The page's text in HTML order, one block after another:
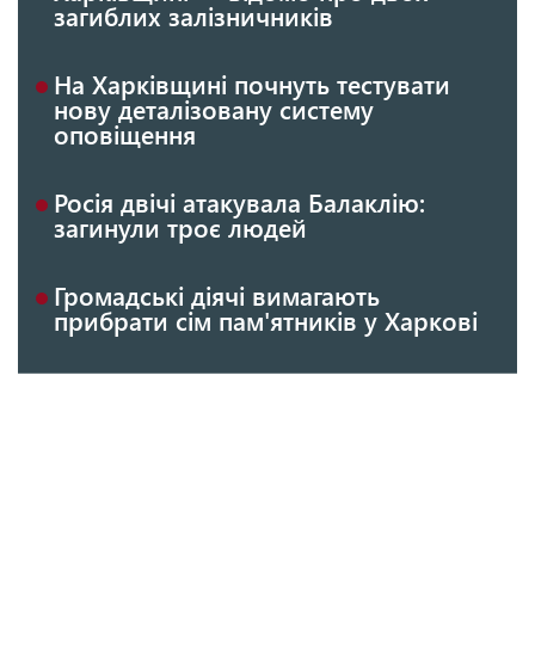
загиблих залізничників
На Харківщині почнуть тестувати
нову деталізовану систему
оповіщення
Росія двічі атакувала Балаклію:
загинули троє людей
Громадські діячі вимагають
прибрати сім пам'ятників у Харкові